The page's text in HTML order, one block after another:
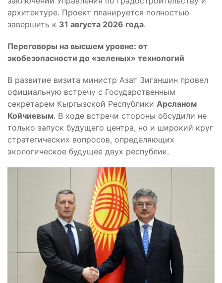
архитектуре. Проект планируется полностью
завершить к 31 августа 2026 года.
Переговоры на высшем уровне: от
экобезопасности до «зеленых» технологий
В развитие визита министр Азат Зиганшин провел
официальную встречу с Государственным
секретарем Кыргызской Республики Арсланом
Койчиевым. В ходе встречи стороны обсудили не
только запуск будущего центра, но и широкий круг
стратегических вопросов, определяющих
экологическое будущее двух республик.